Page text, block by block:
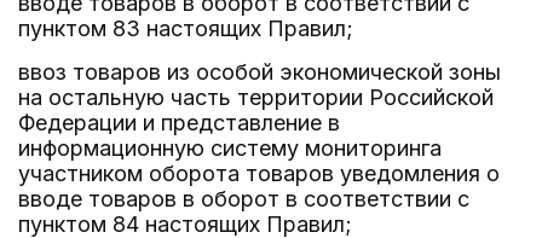
пунктом 83 настоящих Правил;
ввоз товаров из особой экономической зоны
на остальную часть территории Российской
Федерации и представление в
информационную систему мониторинга
участником оборота товаров уведомления о
вводе товаров в оборот в соответствии с
пунктом 84 настоящих Правил;